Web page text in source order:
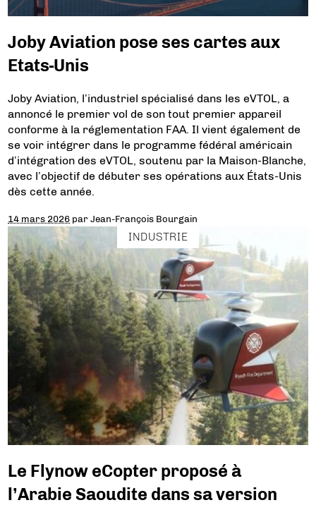
Joby Aviation pose ses cartes aux
Etats-Unis
Joby Aviation, l’industriel spécialisé dans les eVTOL, a
annoncé le premier vol de son tout premier appareil
conforme à la réglementation FAA. Il vient également de
se voir intégrer dans le programme fédéral américain
d’intégration des eVTOL, soutenu par la Maison-Blanche,
avec l’objectif de débuter ses opérations aux États-Unis
dès cette année.
14 mars 2026 parJean-François Bourgain
INDUSTRIE
Le Flynow eCopter proposé à
l’Arabie Saoudite dans sa version